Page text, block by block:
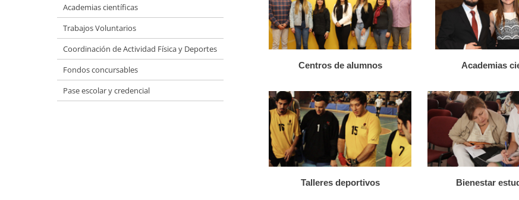
Academias científicas
Trabajos Voluntarios
Coordinación de Actividad Física y Deportes
Fondos concursables
Pase escolar y credencial
Centros de alumnos Academias
Talleres deportivos Bienestar